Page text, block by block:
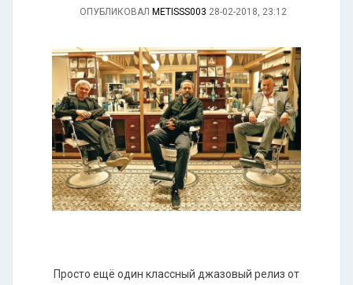
ОПУБЛИКОВАЛ METISSS003 28-02-2018, 23:12
Просто ещё один классный джазовый релиз от